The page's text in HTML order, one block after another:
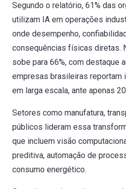
Segundo o relatório, 61% das
utilizam IA em operações
onde desempenho,
consequências físicas diretas.
sobe para 66%, com destaque
empresas brasileiras reportam
em larga escala, ante apenas
Setores como manufatura,
públicos lideram essa
que incluem visão
preditiva, automação de
consumo energético.